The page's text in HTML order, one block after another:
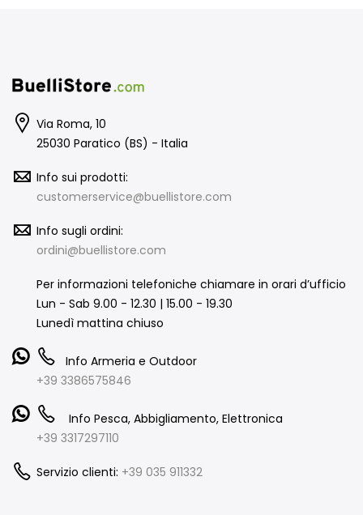
Via Roma, 10
25030 Paratico (BS) - Italia
Info sui prodotti:
customerservice@buellistore.com
Info sugli ordini:
ordini@buellistore.com
Per informazioni telefoniche chiamare in orari d’ufficio
Lun - Sab 9.00 - 12.30 | 15.00 - 19.30
Lunedì mattina chiuso
Info Armeria e Outdoor
+39 3386575846
Info Pesca, Abbigliamento, Elettronica
+39 3317297110
Servizio clienti: +39 035 911332